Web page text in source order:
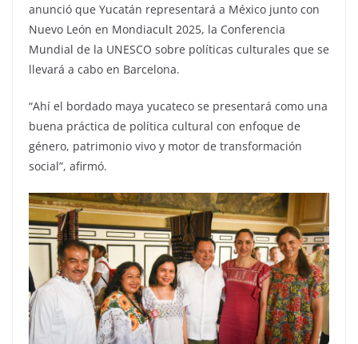
anunció que Yucatán representará a México junto con
Nuevo León en Mondiacult 2025, la Conferencia
Mundial de la UNESCO sobre políticas culturales que se
llevará a cabo en Barcelona.
“Ahí el bordado maya yucateco se presentará como una
buena práctica de política cultural con enfoque de
género, patrimonio vivo y motor de transformación
social”, afirmó.